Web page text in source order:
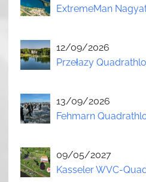
ExtremeMan
12/09/2026
Przełazy
13/09/2026
Fehmarn
09/05/2027
Kasseler WVC-